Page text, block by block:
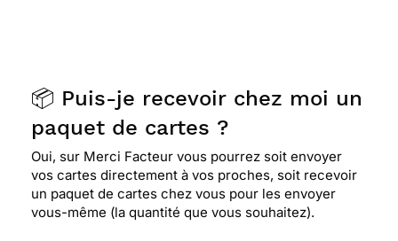
📦 Puis-je recevoir chez moi un
paquet de cartes ?
Oui, sur Merci Facteur vous pourrez soit envoyer
vos cartes directement à vos proches, soit recevoir
un paquet de cartes chez vous pour les envoyer
vous-même (la quantité que vous souhaitez).